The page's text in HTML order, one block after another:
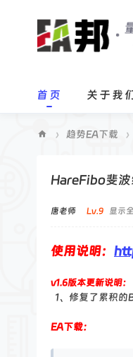
首页 关于我
› 趋势EA下载 ›
HareFibo斐
唐老师 Lv.9 显示
使用说明：
v1.6版本更新说明：
1、修复了累积的
EA下载：